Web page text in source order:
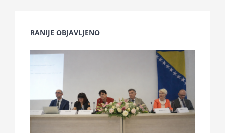
RANIJE OBJAVLJENO